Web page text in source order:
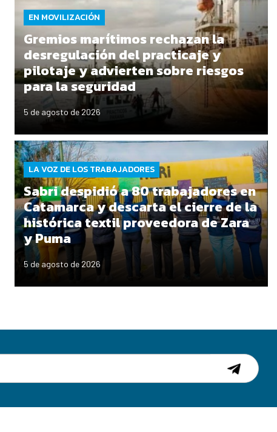
EN MOVILIZACIÓN
Gremios marítimos rechazan la
desregulación del practicaje y
pilotaje y advierten sobre riesgos
para la seguridad
5 de agosto de 2026
LA VOZ DE LOS TRABAJADORES
Sabri despidió a 80 trabajadores en
Catamarca y descarta el cierre de la
histórica textil proveedora de Zara
y Puma
5 de agosto de 2026